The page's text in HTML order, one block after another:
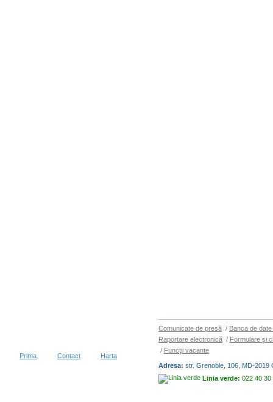
Prima Contact Harta
Comunicate de presă / Banca de
Raportare electronică / Formulare și
/ Funcţii vacante
Adresa: str. Grenoble, 106, MD-2019
Linia verde: 022 40 30